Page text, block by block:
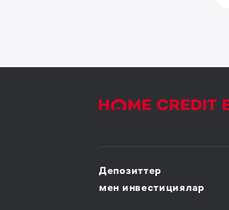
Депозиттер
мен инвестициялар